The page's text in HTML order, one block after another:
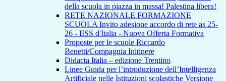
della scuola in piazza in massa! Palestina libera!
RETE NAZIONALE FORMAZIONE
SCUOLA Invito adesione accordo di rete as 25-
26 - IISS d'Italia - Nuova Offerta Formativa
Proposte per le scuole Riccardo
Benetti/Compagnia Initinere
Didacta Italia – edizione Trentino
Linee Guida per l’introduzione dell’Intelligenza
Artificiale nelle Istituzioni scolastiche Versione